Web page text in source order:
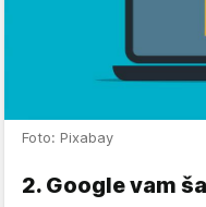
Foto: Pixabay
2. Google vam